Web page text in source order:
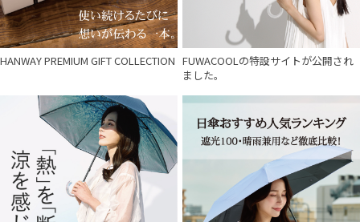
HANWAY PREMIUM GIFT COLLECTION FUWACOOLの特設サイトが公開され
ました。